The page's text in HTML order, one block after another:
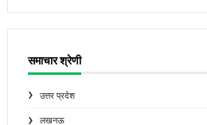
समाचार श्रेणी
उत्तर प्रदेश
लखनऊ